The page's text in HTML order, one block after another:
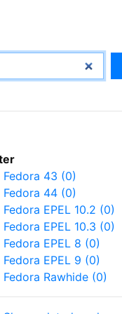
Fedora 43 (0)
Fedora 44 (0)
Fedora EPEL 10.2 (0)
Fedora EPEL 10.3 (0)
Fedora EPEL 8 (0)
Fedora EPEL 9 (0)
Fedora Rawhide (0)